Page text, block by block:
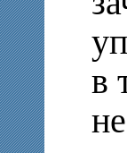
в